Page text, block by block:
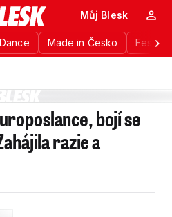
Made in Česko
Můj Blesk
bojí se
razie a